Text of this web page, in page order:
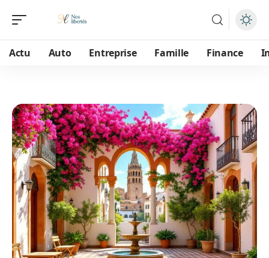
Actu Auto Entreprise Famille Finance